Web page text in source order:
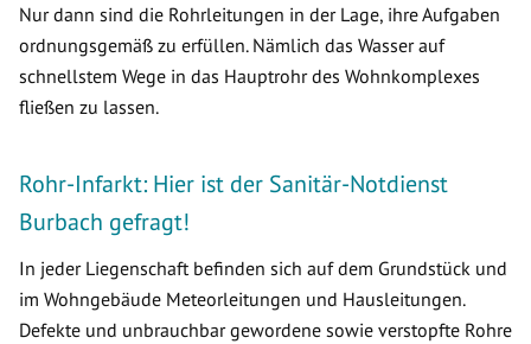
Nur dann sind die Rohrleitungen in der Lage, ihre Aufgaben
ordnungsgemäß zu erfüllen. Nämlich das Wasser auf
schnellstem Wege in das Hauptrohr des Wohnkomplexes
fließen zu lassen.
Rohr-Infarkt: Hier ist der Sanitär-Notdienst
Burbach gefragt!
In jeder Liegenschaft befinden sich auf dem Grundstück und
im Wohngebäude Meteorleitungen und Hausleitungen.
Defekte und unbrauchbar gewordene sowie verstopfte Rohre